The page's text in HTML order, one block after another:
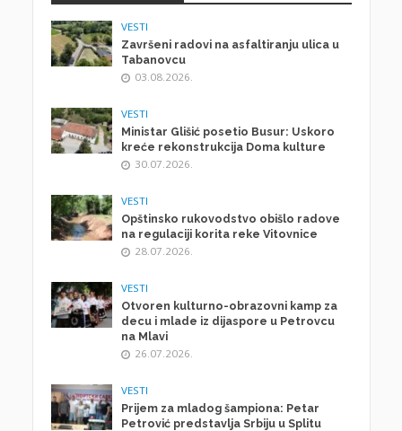
VESTI
Završeni radovi na asfaltiranju ulica u
Tabanovcu
03.08.2026.
VESTI
Ministar Glišić posetio Busur: Uskoro
kreće rekonstrukcija Doma kulture
30.07.2026.
VESTI
Opštinsko rukovodstvo obišlo radove
na regulaciji korita reke Vitovnice
28.07.2026.
VESTI
Otvoren kulturno-obrazovni kamp za
decu i mlade iz dijaspore u Petrovcu
na Mlavi
26.07.2026.
VESTI
Prijem za mladog šampiona: Petar
Petrović predstavlja Srbiju u Splitu